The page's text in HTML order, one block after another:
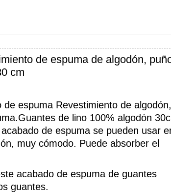
de espuma de algodón,
cm
espuma Revestimiento de algodón,
de lino 100% algodón
de espuma se pueden usar
muy cómodo. Puede absorber el
acabado de espuma de guantes
guantes.